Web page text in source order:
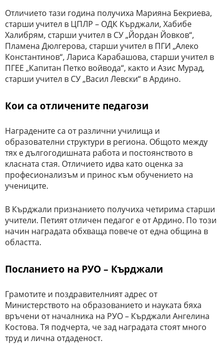
Отличието тази година получиха Марияна Бекриева,
старши учител в ЦПЛР – ОДК Кърджали, Хабибе
Халибрям, старши учител в СУ „Йордан Йовков“,
Пламена Дюлгерова, старши учител в ПГИ „Алеко
Константинов“, Лариса Карабашова, старши учител в
ПГЕЕ „Капитан Петко войвода“, както и Азис Мурад,
старши учител в СУ „Васил Левски“ в Ардино.
Кои са отличените педагози
Наградените са от различни училища и
образователни структури в региона. Общото между
тях е дългогодишната работа и постоянството в
класната стая. Отличието идва като оценка за
професионализъм и принос към обучението на
учениците.
В Кърджали признанието получиха четирима старши
учители. Петият отличен педагог е от Ардино. По този
начин наградата обхваща повече от една община в
областта.
Посланието на РУО – Кърджали
Грамотите и поздравителният адрес от
Министерството на образованието и науката бяха
връчени от началника на РУО – Кърджали Ангелина
Костова. Тя подчерта, че зад наградата стоят много
труд и лична отдаденост.